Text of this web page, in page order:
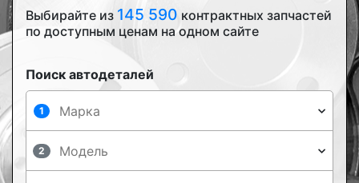
Выбирайте из 145 590 контрактных запчастей
по доступным ценам на одном сайте
Поиск автодеталей
1
2